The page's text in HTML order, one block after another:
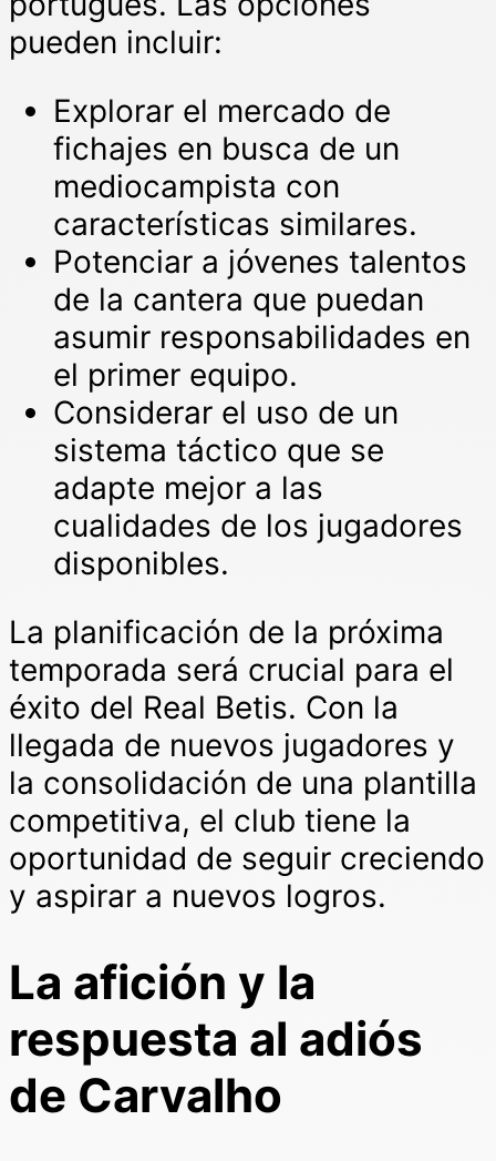
pueden incluir:
Explorar el mercado de
fichajes en busca de un
mediocampista con
características similares.
Potenciar a jóvenes talentos
de la cantera que puedan
asumir responsabilidades en
el primer equipo.
Considerar el uso de un
sistema táctico que se
adapte mejor a las
cualidades de los jugadores
disponibles.
La planificación de la próxima
temporada será crucial para el
éxito del Real Betis. Con la
llegada de nuevos jugadores y
la consolidación de una plantilla
competitiva, el club tiene la
oportunidad de seguir creciendo
y aspirar a nuevos logros.
La afición y la
respuesta al adiós
de Carvalho